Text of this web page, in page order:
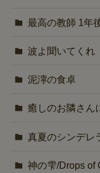
最高の教師 1年
波よ聞いてくれ
泥濘の食卓
癒しのお隣さん
真夏のシンデレ
神の雫/Drops of